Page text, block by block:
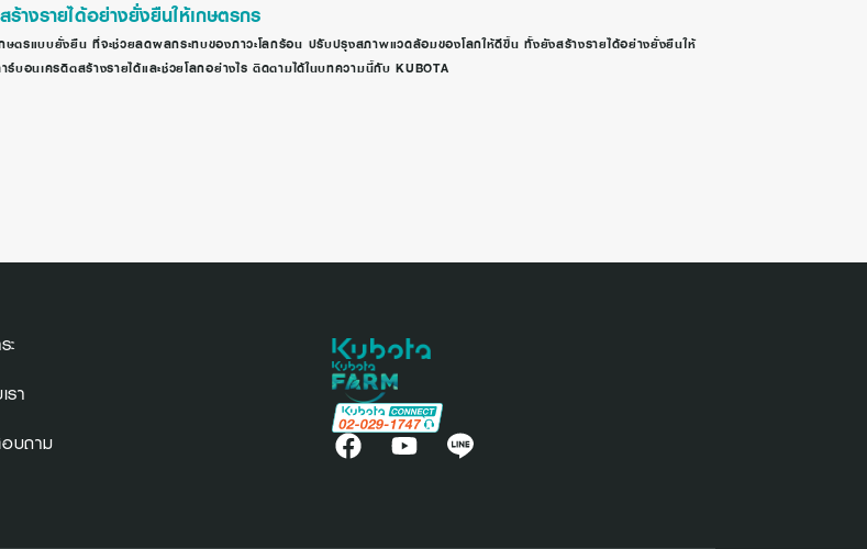
างรายได้อย่างยั่งยืนให้เกษตรกร
ษตรแบบยั่งยืน ที่จะช่วยลดผลกระทบของภาวะโลกร้อน ปรับปรุงสภาพแวดล้อมของโลกให้ดีขึ้น ทั้งยังสร้างรายได้อย่างยั่งยืนให้
บอนเครดิตสร้างรายได้และช่วยโลกอย่างไร ติดตามได้ในบทความนี้กับ KUBOTA
ะ
รา
บถาม